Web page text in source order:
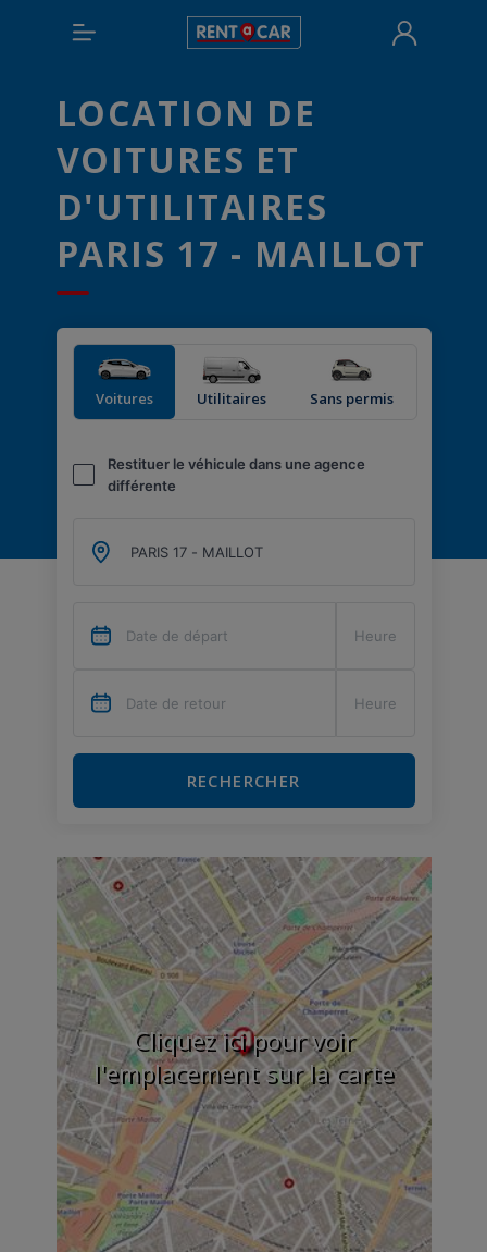
LOCATION DE
VOITURES ET
D'UTILITAIRES
PARIS 17 - MAILLOT
Voitures Utilitaires Sans permis
Restituer le véhicule dans une agence
différente
RECHERCHER
Cliquez ici pour voir
l'emplacement sur la carte